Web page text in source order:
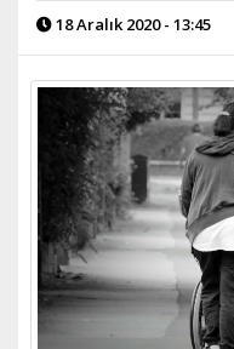
18 Aralık 2020 - 13:45